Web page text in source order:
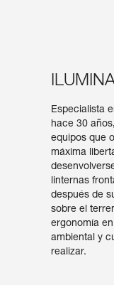
Especialista
hace 30
equipos que
máxima
linternas
después de
sobre el
ergonomía
ambiental y
realizar.